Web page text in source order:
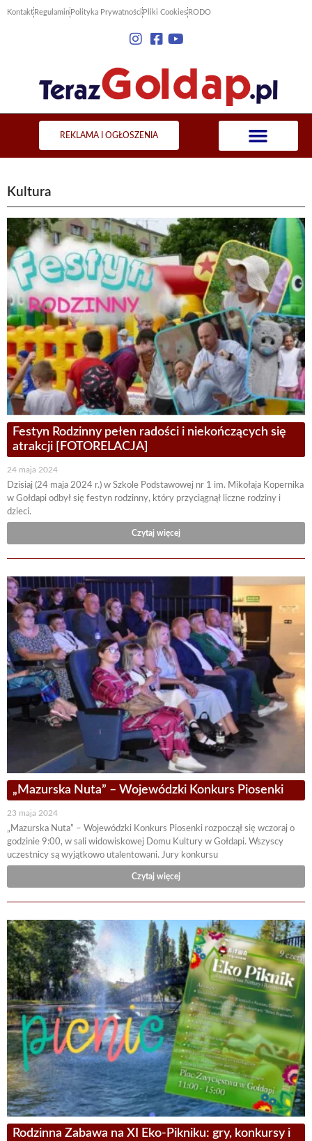
Kontakt Regulamin Polityka Prywatności Pliki Cookies RODO
REKLAMA I OGŁOSZENIA
Kultura
Festyn Rodzinny pełen radości i niekończących się
atrakcji [FOTORELACJA]
24 maja 2024
Dzisiaj (24 maja 2024 r.) w Szkole Podstawowej nr 1 im. Mikołaja Kopernika
w Gołdapi odbył się festyn rodzinny, który przyciągnął liczne rodziny i
dzieci.
Czytaj więcej
„Mazurska Nuta” – Wojewódzki Konkurs Piosenki
23 maja 2024
„Mazurska Nuta” – Wojewódzki Konkurs Piosenki rozpoczął się wczoraj o
godzinie 9:00, w sali widowiskowej Domu Kultury w Gołdapi. Wszyscy
uczestnicy są wyjątkowo utalentowani. Jury konkursu
Czytaj więcej
Rodzinna Zabawa na XI Eko-Pikniku: gry, konkursy i